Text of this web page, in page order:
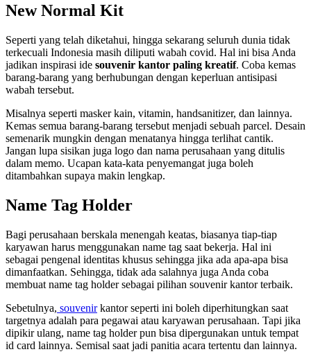
New Normal Kit
Seperti yang telah diketahui, hingga sekarang seluruh dunia tidak
terkecuali Indonesia masih diliputi wabah covid. Hal ini bisa Anda
jadikan inspirasi ide souvenir kantor paling kreatif. Coba kemas
barang-barang yang berhubungan dengan keperluan antisipasi
wabah tersebut.
Misalnya seperti masker kain, vitamin, handsanitizer, dan lainnya.
Kemas semua barang-barang tersebut menjadi sebuah parcel. Desain
semenarik mungkin dengan menatanya hingga terlihat cantik.
Jangan lupa sisikan juga logo dan nama perusahaan yang ditulis
dalam memo. Ucapan kata-kata penyemangat juga boleh
ditambahkan supaya makin lengkap.
Name Tag Holder
Bagi perusahaan berskala menengah keatas, biasanya tiap-tiap
karyawan harus menggunakan name tag saat bekerja. Hal ini
sebagai pengenal identitas khusus sehingga jika ada apa-apa bisa
dimanfaatkan. Sehingga, tidak ada salahnya juga Anda coba
membuat name tag holder sebagai pilihan souvenir kantor terbaik.
Sebetulnya, souvenirkantor seperti ini boleh diperhitungkan saat
targetnya adalah para pegawai atau karyawan perusahaan. Tapi jika
dipikir ulang, name tag holder pun bisa dipergunakan untuk tempat
id card lainnya. Semisal saat jadi panitia acara tertentu dan lainnya.